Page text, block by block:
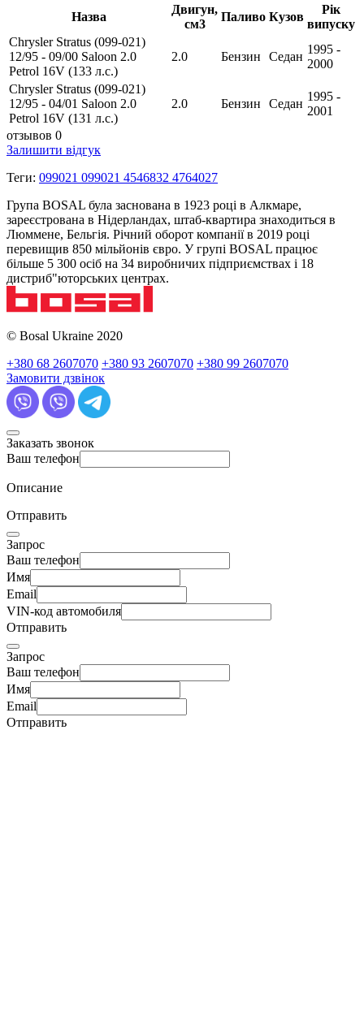
Назва
Двигун,
см3
Паливо Кузов
Рік
випуску
Chrysler Stratus (099-021)
12/95 - 09/00 Saloon 2.0
Petrol 16V (133 л.с.)
2.0 Бензин Седан
1995 -
2000
Chrysler Stratus (099-021)
12/95 - 04/01 Saloon 2.0
Petrol 16V (131 л.с.)
2.0 Бензин Седан
1995 -
2001
отзывов 0
Залишити відгук
Теги: 099021 099021 4546832 4764027
Група BOSAL була заснована в 1923 році в Алкмаре,
зареєстрована в Нідерландах, штаб-квартира знаходиться в
Люммене, Бельгія. Річний оборот компанії в 2019 році
перевищив 850 мільйонів євро. У групі BOSAL працює
більше 5 300 осіб на 34 виробничих підприємствах і 18
дистриб"юторських центрах.
© Bosal Ukraine 2020
+380 68 2607070 +380 93 2607070 +380 99 2607070
Замовити дзвінок
Заказать звонок
Ваш телефон
Описание
Отправить
Запрос
Ваш телефон
Имя
Email
VIN-код автомобиля
Отправить
Запрос
Ваш телефон
Имя
Email
Отправить